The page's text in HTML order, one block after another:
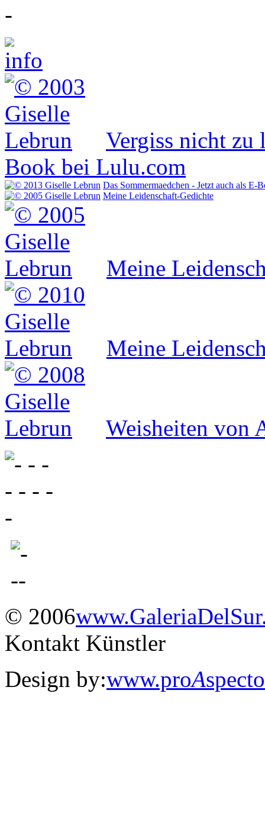
Vergiss nicht zu
Book bei Lulu.com
Das Sommermaedchen - Jetzt auch als E-
Meine Leidenschaft-Gedichte
Meine
Meine
Weisheiten von
© 2006www.GaleriaDelSur
Kontakt Künstler
Design by:www.proA